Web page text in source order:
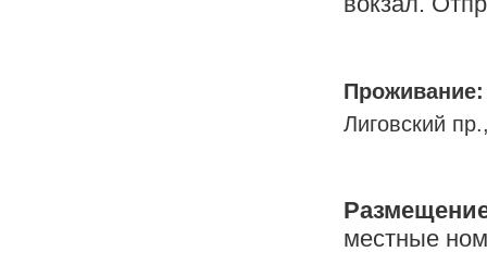
Лиговский
местные